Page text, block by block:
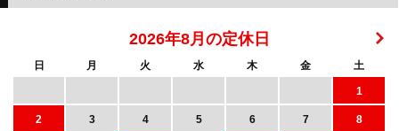
2026年8月の定休日
日 月 火 水 木 金
土
1
2
3 4 5 6 7
8